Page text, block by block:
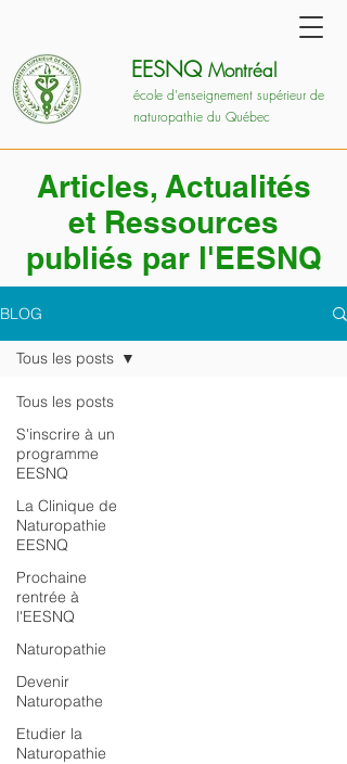
école d'enseignement supérieur de
naturopathie du Québec
EESNQ Montréal
Articles, Actualités
et Ressources
publiés par l'EESNQ
BLOG
Tous les posts
S'inscrire à un
programme
EESNQ
La Clinique de
Naturopathie
EESNQ
Prochaine
rentrée à
l'EESNQ
Naturopathie
Devenir
Naturopathe
Etudier la
Naturopathie
Tous les posts